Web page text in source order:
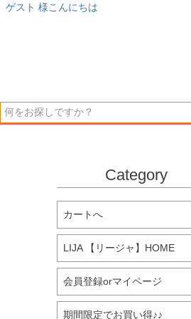
ゲスト 様こんにちは
Category
カートへ
LIJA 【リージャ】HOME
会員登録orマイページ
期間限定でお買い得♪♪